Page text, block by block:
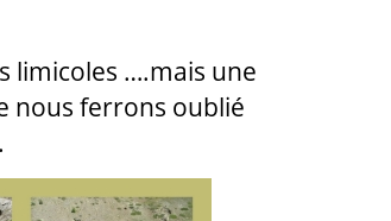
limicoles ….mais une
nous ferrons oublié